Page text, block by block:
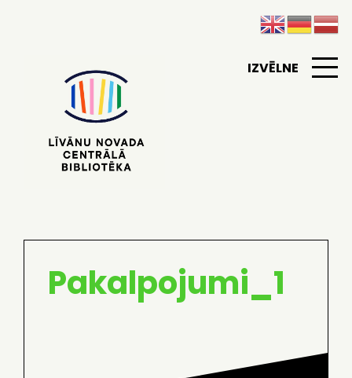
IZVĒLNE
Pakalpojumi_1